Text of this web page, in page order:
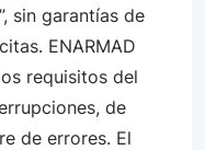
sin garantías de
ENARMAD
requisitos del
de
de errores. El